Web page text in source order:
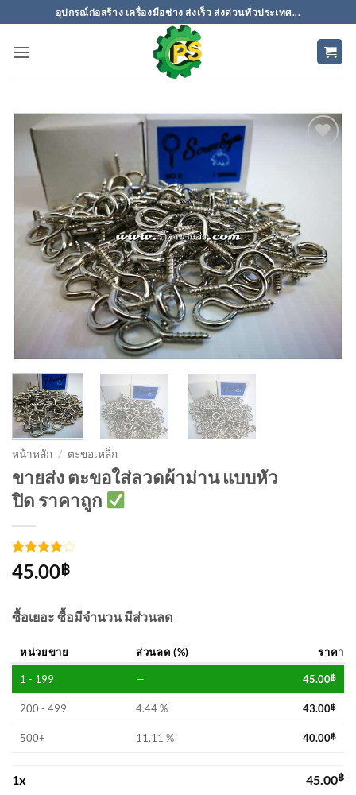
ไป
อุปกรณ์ก่อสร้าง เครื่องมือช่าง ส่งเร็ว ส่งด่วนทั่วประเทศ...
ติดตาม
หน้าหลัก / ตะขอเหล็ก
ขายส่ง ตะขอใส่ลวดผ้าม่าน แบบหัว
ปิด ราคาถูก
ให้
คะแนน
เต็มบน
3
ของ
ลูกค้า
45.00฿
ซื้อเยอะ ซื้อมีจำนวน มีส่วนลด
หน่วยขาย ส่วนลด (%) ราคา
1 - 199 — 45.00฿
200 - 499 4.44 % 43.00฿
500+ 11.11 % 40.00฿
1x 45.00฿